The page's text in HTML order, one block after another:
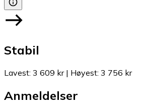
Stabil
Lavest: 3 609 kr| Høyest: 3 756 kr
Anmeldelser